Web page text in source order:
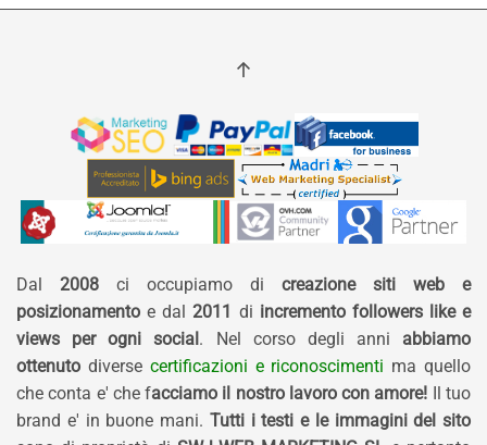
Dal 2008 ci occupiamo di creazione siti web e
posizionamento e dal 2011 di incremento followers like e
views per ogni social . Nel corso degli anni abbiamo
ottenuto diverse certificazioni e riconoscimenti ma quello
che conta e' che facciamo il nostro lavoro con amore! Il tuo
brand e' in buone mani. Tutti i testi e le immagini del sito